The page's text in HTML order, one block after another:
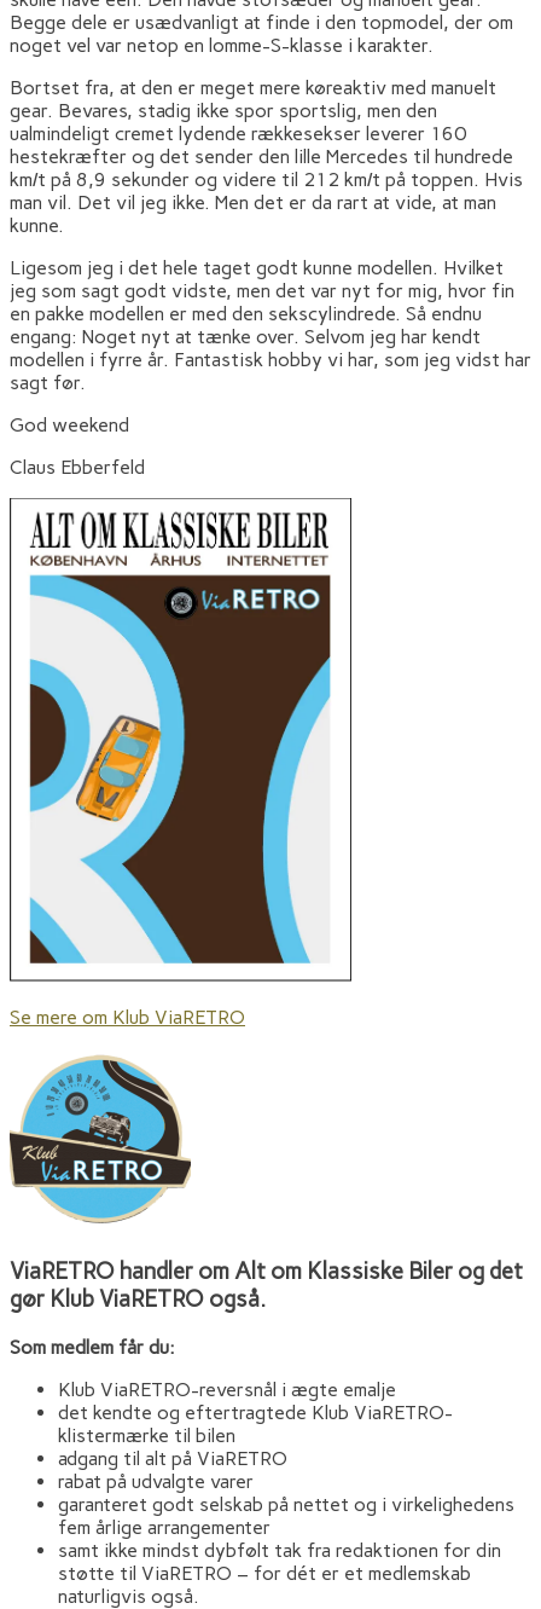
Begge dele er usædvanligt at finde i den topmodel, der om
noget vel var netop en lomme-S-klasse i karakter.
Bortset fra, at den er meget mere køreaktiv med manuelt
gear. Bevares, stadig ikke spor sportslig, men den
ualmindeligt cremet lydende rækkesekser leverer 160
hestekræfter og det sender den lille Mercedes til hundrede
km/t på 8,9 sekunder og videre til 212 km/t på toppen. Hvis
man vil. Det vil jeg ikke. Men det er da rart at vide, at man
kunne.
Ligesom jeg i det hele taget godt kunne modellen. Hvilket
jeg som sagt godt vidste, men det var nyt for mig, hvor fin
en pakke modellen er med den sekscylindrede. Så endnu
engang: Noget nyt at tænke over. Selvom jeg har kendt
modellen i fyrre år. Fantastisk hobby vi har, som jeg vidst har
sagt før.
God weekend
Claus Ebberfeld
Se mere om Klub ViaRETRO
ViaRETRO handler om Alt om Klassiske Biler og det
gør Klub ViaRETRO også.
Som medlem får du:
Klub ViaRETRO-reversnål i ægte emalje
det kendte og eftertragtede Klub ViaRETRO-
klistermærke til bilen
adgang til alt på ViaRETRO
rabat på udvalgte varer
garanteret godt selskab på nettet og i virkelighedens
fem årlige arrangementer
samt ikke mindst dybfølt tak fra redaktionen for din
støtte til ViaRETRO – for dét er et medlemskab
naturligvis også.